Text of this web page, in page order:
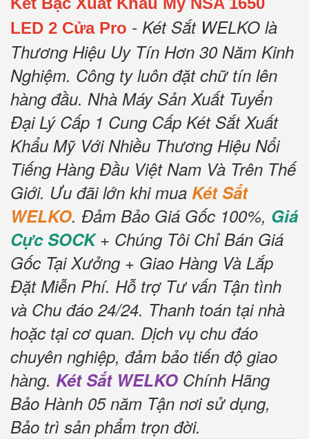
LED 2 Cửa Pro - Két Sắt WELKO là
Thương Hiệu Uy Tín Hơn 30 Năm Kinh
Nghiệm. Công ty luôn đặt chữ tín lên
hàng đầu. Nhà Máy Sản Xuất Tuyển
Đại Lý Cấp 1 Cung Cấp Két Sắt Xuất
Khẩu Mỹ Với Nhiều Thương Hiệu Nổi
Tiếng Hàng Đầu Việt Nam Và Trên Thế
Giới. Ưu đãi lớn khi mua Két Sắt
WELKO. Đảm Bảo Giá Gốc 100%, Giá
Cực SOCK+ Chúng Tôi Chỉ Bán Giá
Gốc Tại Xưởng + Giao Hàng Và Lắp
Đặt Miễn Phí. Hỗ trợ Tư vấn Tận tình
và Chu đáo 24/24. Thanh toán tại nhà
hoặc tại cơ quan. Dịch vụ chu đáo
chuyên nghiệp, đảm bảo tiến độ giao
hàng. Két Sắt WELKO Chính Hãng
Bảo Hành 05 năm Tận nơi sử dụng,
Bảo trì sản phẩm trọn đời.